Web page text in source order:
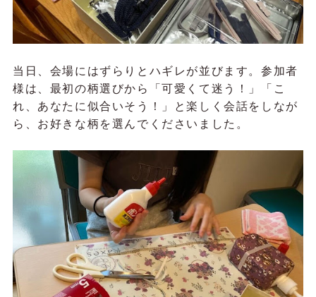
当日、会場にはずらりとハギレが並びます。参加者
様は、最初の柄選びから「可愛くて迷う！」「こ
れ、あなたに似合いそう！」と楽しく会話をしなが
ら、お好きな柄を選んでくださいました。